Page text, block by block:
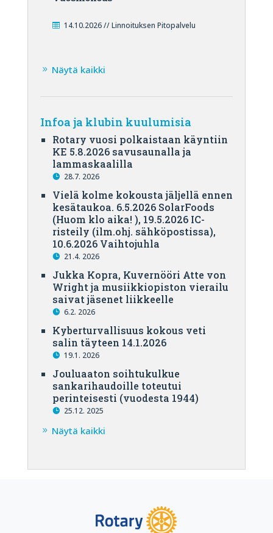
14.10.2026 // Linnoituksen Pitopalvelu
Näytä kaikki
Infoa ja klubin kuulumisia
Rotary vuosi polkaistaan käyntiin
KE 5.8.2026 savusaunalla ja
lammaskaalilla
28.7. 2026
Vielä kolme kokousta jäljellä ennen
kesätaukoa. 6.5.2026 SolarFoods
(Huom klo aika! ), 19.5.2026 IC-
risteily (ilm.ohj. sähköpostissa),
10.6.2026 Vaihtojuhla
21.4. 2026
Jukka Kopra, Kuvernööri Atte von
Wright ja musiikkiopiston vierailu
saivat jäsenet liikkeelle
6.2. 2026
Kyberturvallisuus kokous veti
salin täyteen 14.1.2026
19.1. 2026
Jouluaaton soihtukulkue
sankarihaudoille toteutui
perinteisesti (vuodesta 1944)
25.12. 2025
Näytä kaikki